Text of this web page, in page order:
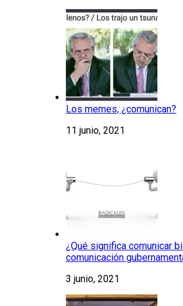
Los memes, ¿comunican?
11 junio, 2021
¿Qué significa comunicar
comunicación
3 junio, 2021